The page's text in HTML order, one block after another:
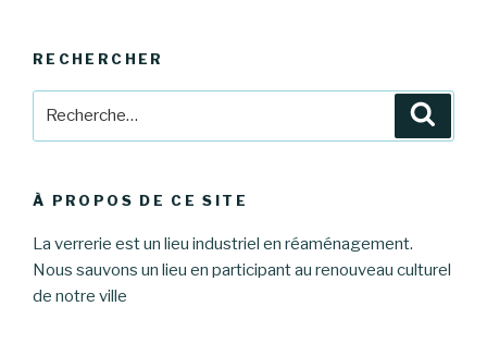
RECHERCHER
À PROPOS DE CE SITE
La verrerie est un lieu industriel en réaménagement.
Nous sauvons un lieu en participant au renouveau culturel
de notre ville